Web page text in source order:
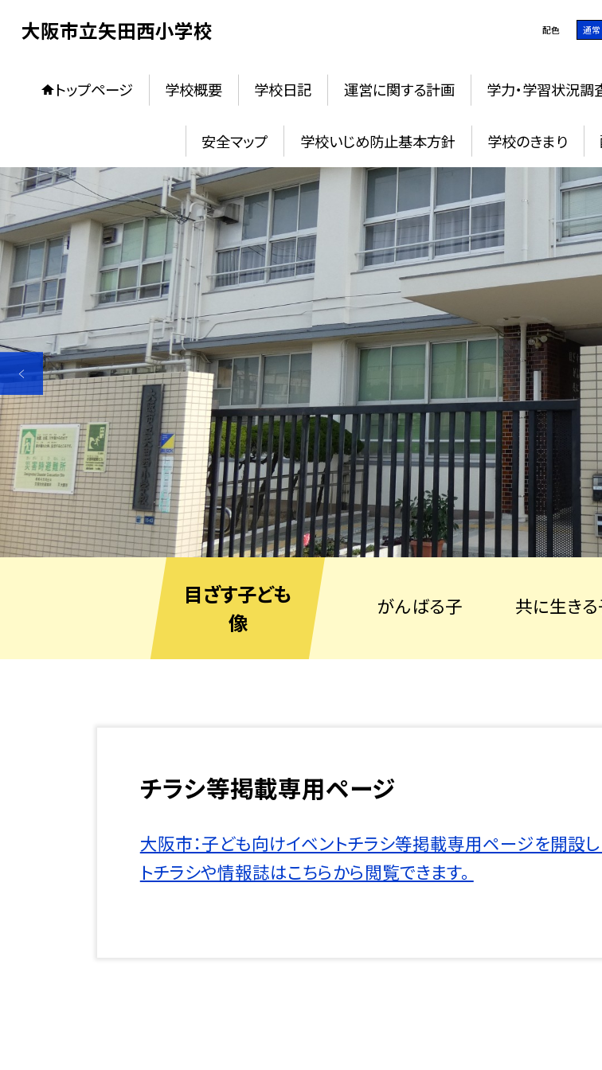
大阪市立矢田西小学校 配色 通常
トップページ 学校概要 学校日記 運営に関する計画 学力・学習状況調
安全マップ 学校いじめ防止基本方針 学校のきまり
目ざす子ども
像
がんばる子 共に生き
チラシ等掲載専用ページ
大阪市：子ども向けイベントチラシ等掲載専用ページを開
トチラシや情報誌はこちらから閲覧できます。